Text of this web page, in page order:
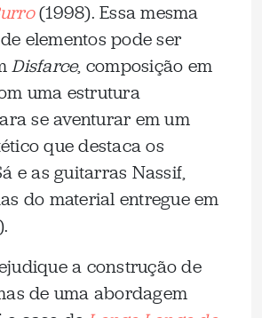
(1998). Essa mesma
elementos pode ser
Disfarce, composição em
uma estrutura
se aventurar em um
que destaca os
e as guitarras Nassif,
do material entregue em
a construção de
de uma abordagem